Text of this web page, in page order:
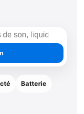
Batterie